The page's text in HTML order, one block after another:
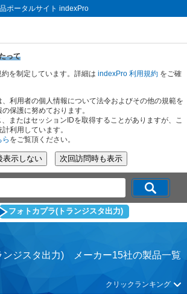
ポータルサイト indexPro
って
を制定しています。詳細は indexPro 利用規約 をご確
、利用者の個人情報について法令およびその他の規範を
保護に努めております。
またはセッションIDを取得することがありますが、こ
利用しています。
ら をご覧頂ください。
フォトカプラ(トランジスタ出力)
ンジスタ出力) メーカー15社の製品一覧
クリックランキング